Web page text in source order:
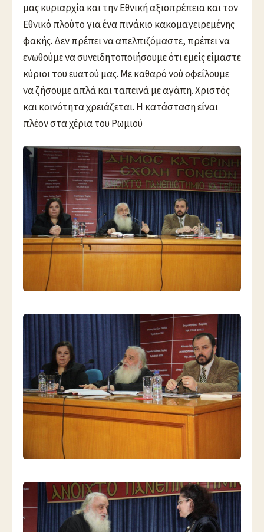
μας κυριαρχία και την Εθνική αξιοπρέπεια και τον
Εθνικό πλούτο για ένα πινάκιο κακομαγειρεμένης
φακής. Δεν πρέπει να απελπιζόμαστε, πρέπει να
ενωθούμε να συνειδητοποιήσουμε ότι εμείς είμαστε
κύριοι του ευατού μας. Με καθαρό νού οφείλουμε
να ζήσουμε απλά και ταπεινά με αγάπη. Χριστός
και κοινότητα χρειάζεται. Η κατάσταση είναι
πλέον στα χέρια του Ρωμιού